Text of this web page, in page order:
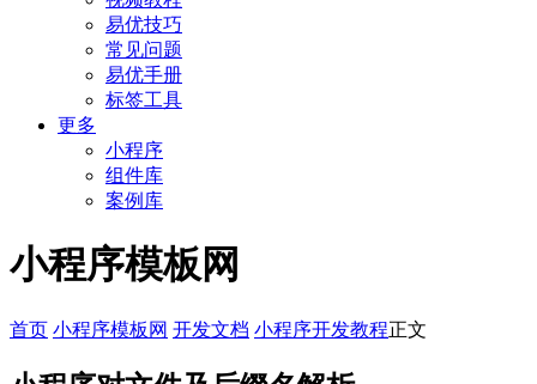
易优技巧
常见问题
易优手册
标签工具
更多
小程序
组件库
案例库
小程序模板网
首页 小程序模板网 开发文档 小程序开发教程正文